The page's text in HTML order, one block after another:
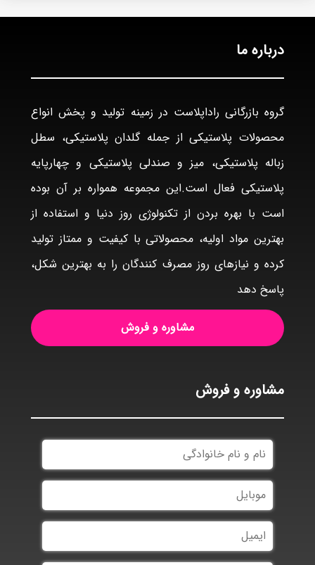
درباره ما
گروه بازرگانی راداپلاست در زمینه تولید و پخش انواع
محصولات پلاستیکی از جمله گلدان پلاستیکی، سطل
زباله پلاستیکی، میز و صندلی پلاستیکی و چهارپایه
پلاستیکی فعال است.این مجموعه همواره بر آن بوده
است با بهره بردن از تکنولوژی روز دنیا و استفاده از
بهترین مواد اولیه، محصولاتی با کیفیت و ممتاز تولید
کرده و نیازهای روز مصرف کنندگان را به بهترین شکل،
پاسخ دهد
مشاوره و فروش
مشاوره و فروش
نام
و
نام
خانوادگی
موبایل
ایمیل